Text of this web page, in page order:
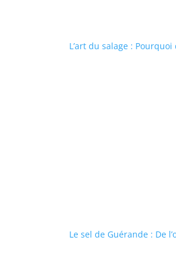
L’art du salage :
Le sel de Guérande : De